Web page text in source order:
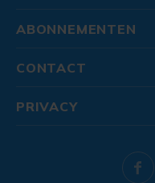
ABONNEMENTEN
CONTACT
PRIVACY